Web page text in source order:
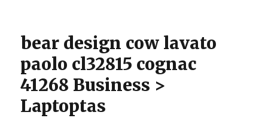
bear design cow lavato
paolo cl32815 cognac
41268 Business >
Laptoptas